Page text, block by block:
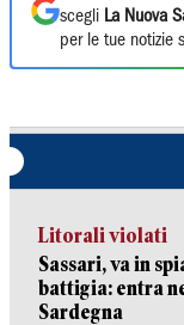
scegli La Nuova
per le tue notizie
Litorali violati
Sassari, va in
battigia: entra
Sardegna